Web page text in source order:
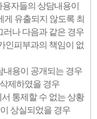
자들의 상담내용이
게 유출되지 않도록 최
러나 다음과 같은 경우
인피부과의 책임이 없
내용이 공개되는 경우
제하였을 경우
통제할 수 없는 상황
상실되었을 경우